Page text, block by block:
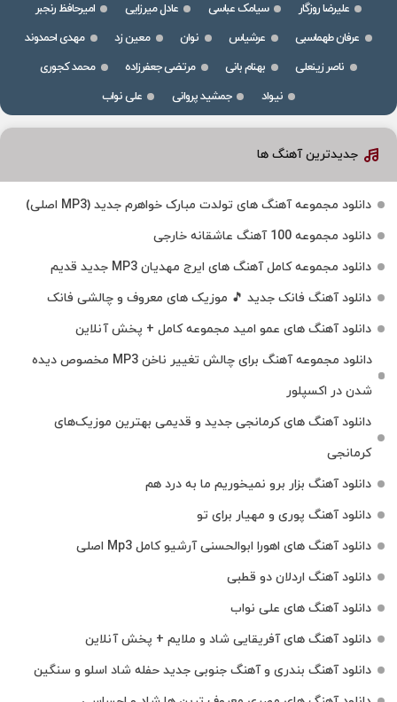
علیرضا روزگار
سیامک عباسی عادل میرزایی
امیرحافظ رنجبر
عرفان طهماسبی
عرشیاس نوان معین زد
مهدی احمدوند
ناصر زینعلی
بهنام بانی مرتضی جعفرزاده
محمد کجوری
نیواد
جمشید پروانی علی نواب
جدیدترین آهنگ ها
دانلود مجموعه آهنگ های تولدت مبارک خواهرم جدید (MP3 اصلی)
دانلود مجموعه 100 آهنگ عاشقانه خارجی
دانلود مجموعه کامل آهنگ های ایرج مهدیان MP3 جدید قدیم
دانلود آهنگ فانک جدید 🎵 موزیک‌ های معروف و چالشی فانک
دانلود آهنگ های عمو امید مجموعه کامل + پخش آنلاین
دانلود مجموعه آهنگ برای چالش تغییر ناخن MP3 مخصوص دیده
شدن در اکسپلور
دانلود آهنگ‌ های کرمانجی جدید و قدیمی بهترین موزیک‌های
کرمانجی
دانلود آهنگ بزار برو نمیخوریم ما به درد هم
دانلود آهنگ پوری و مهیار برای تو
دانلود آهنگ های اهورا ابوالحسنی آرشیو کامل Mp3 اصلی
دانلود آهنگ اردلان دو قطبی
دانلود آهنگ های علی نواب
دانلود آهنگ های آفریقایی شاد و ملایم + پخش آنلاین
دانلود آهنگ بندری و آهنگ جنوبی جدید حفله شاد اسلو و سنگین